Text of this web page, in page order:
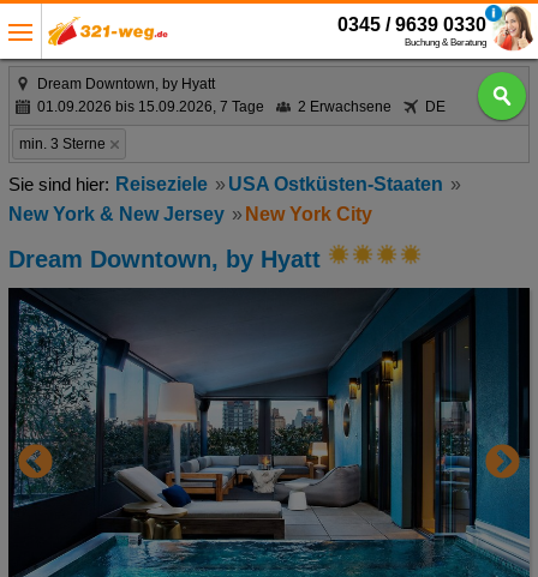
0345 / 9639 0330
Buchung & Beratung
Dream Downtown, by Hyatt
01.09.2026 bis 15.09.2026, 7 Tage
2 Erwachsene DE
min. 3 Sterne
Reiseziele
USA Ostküsten-Staaten
New York & New Jersey
New York City
Dream Downtown, by Hyatt